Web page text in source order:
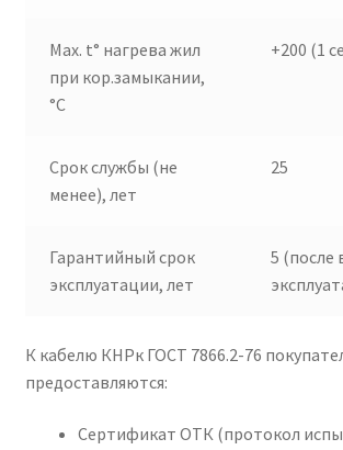
Max. t° нагрева жил
при кор.замыкании,
°C
+200 (1
Срок службы (не
менее), лет
25
Гарантийный срок
эксплуатации, лет
5 (после
К кабелю КНРк ГОСТ 7866.2-76
предоставляются:
Сертификат ОТК (протокол